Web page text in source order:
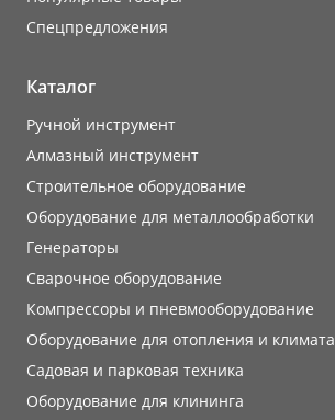
Cпецпредложения
Каталог
Ручной инструмент
Алмазный инструмент
Строительное оборудование
Оборудование для металлообработки
Генераторы
Сварочное оборудование
Компрессоры и пневмооборудование
Оборудование для отопления и климата
Садовая и парковая техника
Оборудование для клининга